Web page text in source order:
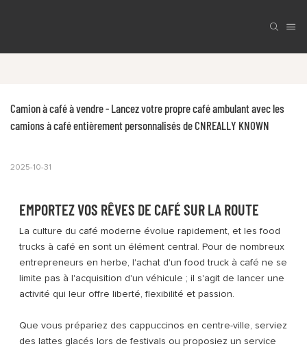
Camion à café à vendre - Lancez votre propre café ambulant avec les
camions à café entièrement personnalisés de CNREALLY KNOWN
2025-10-31
EMPORTEZ VOS RÊVES DE CAFÉ SUR LA ROUTE
La culture du café moderne évolue rapidement, et les food
trucks à café en sont un élément central. Pour de nombreux
entrepreneurs en herbe, l'achat d'un food truck à café ne se
limite pas à l'acquisition d'un véhicule ; il s'agit de lancer une
activité qui leur offre liberté, flexibilité et passion.
Que vous prépariez des cappuccinos en centre-ville, serviez
des lattes glacés lors de festivals ou proposiez un service